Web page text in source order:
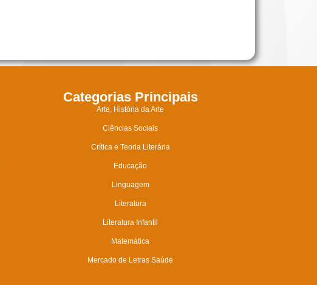
Categorias Principais
Arte, História da Arte
Ciências Sociais
Crítica e Teoria Literária
Educação
Linguagem
Literatura
Literatura Infantil
Matemática
Mercado de Letras Saúde